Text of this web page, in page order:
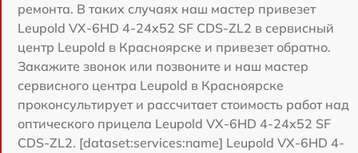
ремонта. В таких случаях наш мастер привезет
Leupold VX-6HD 4-24x52 SF CDS-ZL2 в сервисный
центр Leupold в Красноярске и привезет обратно.
Закажите звонок или позвоните и наш мастер
сервисного центра Leupold в Красноярске
проконсультирует и рассчитает стоимость работ над
оптического прицела Leupold VX-6HD 4-24x52 SF
CDS-ZL2. [dataset:services:name] Leupold VX-6HD 4-